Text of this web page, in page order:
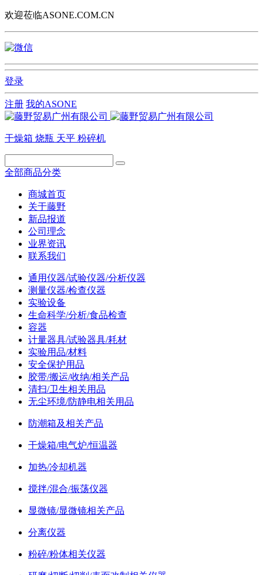
欢迎莅临ASONE.COM.CN
登录
注册 我的ASONE
干燥箱 烧瓶 天平 粉碎机
全部商品分类
商城首页
关于藤野
新品报道
公司理念
业界资讯
联系我们
通用仪器/试验仪器/分析仪器
测量仪器/检查仪器
实验设备
生命科学/分析/食品检查
容器
计量器具/试验器具/耗材
实验用品/材料
安全保护用品
胶带/搬运/收纳/相关产品
清扫/卫生相关用品
无尘环境/防静电相关用品
防潮箱及相关产品
干燥箱/电气炉/恒温器
加热/冷却机器
搅拌/混合/振荡仪器
显微镜/显微镜相关产品
分离仪器
粉碎/粉体相关仪器